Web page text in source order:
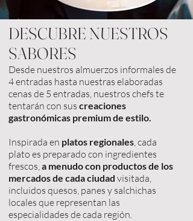
DESCUBRE NUESTROS
SABORES
Desde nuestros almuerzos informales de
4 entradas hasta nuestras elaboradas
cenas de 5 entradas, nuestros chefs te
tentarán con sus creaciones
gastronómicas premium de estilo.
Inspirada en platos regionales, cada
plato es preparado con ingredientes
frescos,a menudo con productos de los
mercados de cada ciudad visitada,
incluidos quesos, panes y salchichas
locales que representan las
especialidades de cada región.